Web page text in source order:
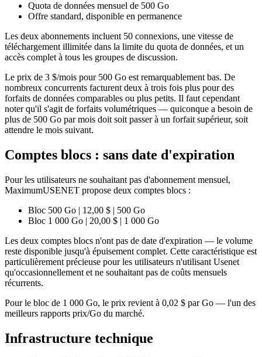
Quota de données mensuel de 500 Go
Offre standard, disponible en permanence
Les deux abonnements incluent 50 connexions, une vitesse de
téléchargement illimitée dans la limite du quota de données, et un
accès complet à tous les groupes de discussion.
Le prix de 3 $/mois pour 500 Go est remarquablement bas. De
nombreux concurrents facturent deux à trois fois plus pour des
forfaits de données comparables ou plus petits. Il faut cependant
noter qu'il s'agit de forfaits volumétriques — quiconque a besoin de
plus de 500 Go par mois doit soit passer à un forfait supérieur, soit
attendre le mois suivant.
Comptes blocs : sans date d'expiration
Pour les utilisateurs ne souhaitant pas d'abonnement mensuel,
MaximumUSENET propose deux comptes blocs :
Bloc 500 Go | 12,00 $ | 500 Go
Bloc 1 000 Go | 20,00 $ | 1 000 Go
Les deux comptes blocs n'ont pas de date d'expiration — le volume
reste disponible jusqu'à épuisement complet. Cette caractéristique est
particulièrement précieuse pour les utilisateurs n'utilisant Usenet
qu'occasionnellement et ne souhaitant pas de coûts mensuels
récurrents.
Pour le bloc de 1 000 Go, le prix revient à 0,02 $ par Go — l'un des
meilleurs rapports prix/Go du marché.
Infrastructure technique